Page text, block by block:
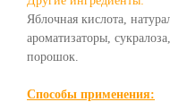
Яблочная кислота,
ароматизаторы,
порошок.
Способы применения: